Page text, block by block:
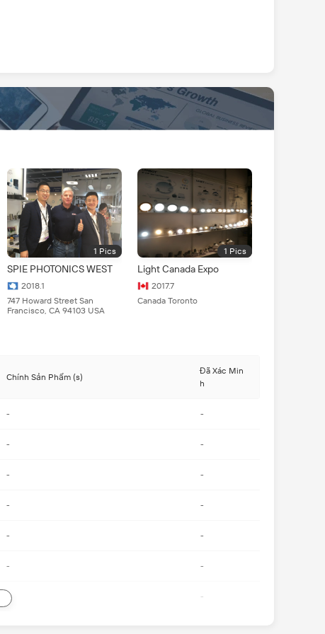
1 Pics
SPIE PHOTONICS WEST
2018.1
747 Howard Street San
Francisco, CA 94103 USA
1 Pics
Light Canada Expo
2017.7
Canada Toronto
Chính Sản Phẩm (s)
Đã Xác Min
h